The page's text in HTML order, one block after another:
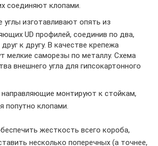
соединяют клопами.
углы изготавливают опять из
UD профилей, соединив по два,
к другу. В качестве крепежа
мелкие саморезы по металлу. Схема
внешнего угла для гипсокартонного
направляющие монтируют к стойкам,
попутно клопами.
жесткость всего короба,
несколько поперечных (а точнее,